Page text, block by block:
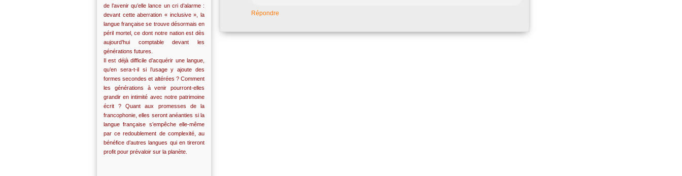
de l’avenir qu’elle lance un cri d’alarme :
devant cette aberration « inclusive », la
langue française se trouve désormais en
péril mortel, ce dont notre nation est dès
aujourd’hui comptable devant les
générations futures.
Il est déjà difficile d’acquérir une langue,
qu’en sera-t-il si l’usage y ajoute des
formes secondes et altérées ? Comment
les générations à venir pourront-elles
grandir en intimité avec notre patrimoine
écrit ? Quant aux promesses de la
francophonie, elles seront anéanties si la
langue française s’empêche elle-même
par ce redoublement de complexité, au
bénéfice d’autres langues qui en tireront
profit pour prévaloir sur la planète.
Répondre